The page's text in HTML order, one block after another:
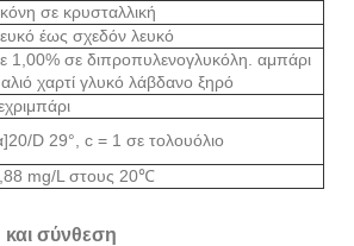
σε κρυσταλλική
έως σχεδόν λευκό
1,00% σε διπροπυλενογλυκόλη. αμπάρι
χαρτί γλυκό λάβδανο ξηρό
D 29°, c = 1 σε τολουόλιο
mg/L στους 20℃
σύνθεση